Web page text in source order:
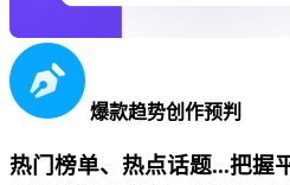
爆款趋势创作预判
热门榜单、热点话题...把握